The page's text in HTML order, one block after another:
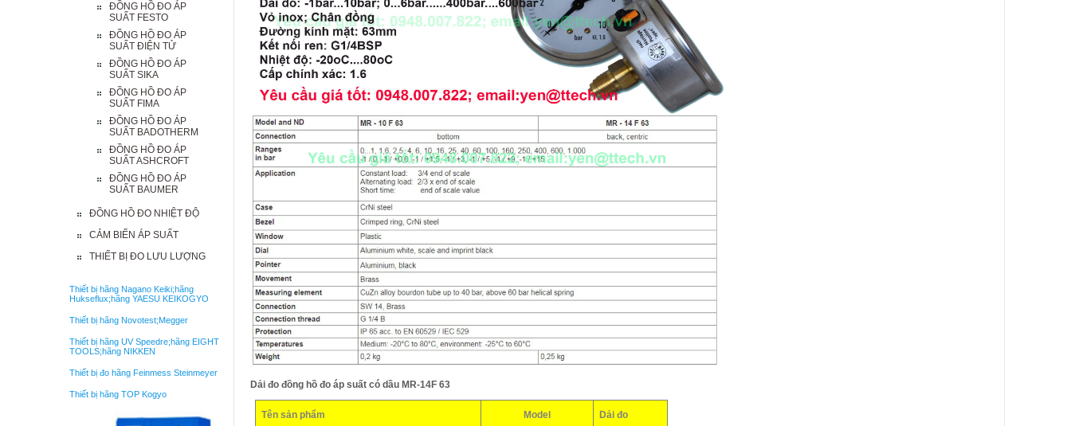
ĐỒNG HỒ ĐO ÁP
SUẤT FESTO
ĐỒNG HỒ ĐO ÁP
SUẤT ĐIỆN TỬ
ĐỒNG HỒ ĐO ÁP
SUẤT SIKA
ĐỒNG HỒ ĐO ÁP
SUẤT FIMA
ĐỒNG HỒ ĐO ÁP
SUẤT BADOTHERM
ĐỒNG HỒ ĐO ÁP
SUẤT ASHCROFT
ĐỒNG HỒ ĐO ÁP
SUẤT BAUMER
ĐỒNG HỒ ĐO NHIỆT ĐỘ
CẢM BIẾN ÁP SUẤT
THIẾT BỊ ĐO LƯU LƯỢNG
Thiết bị hãng Nagano Keiki;hãng
Hukseflux;hãng YAESU KEIKOGYO
Thiết bị hãng Novotest;Megger
Thiết bị hãng UV Speedre;hãng EIGHT
TOOLS;hãng NIKKEN
Thiết bị đo hãng Feinmess Steinmeyer
Thiết bị hãng TOP Kogyo
Dải đo đồng hồ đo áp suất có dầu MR-14F 63
Tên sản phẩm Model Dải đo